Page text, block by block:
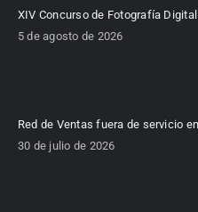
XIV Concurso de Fotografía
5 de agosto de 2026
Red de Ventas fuera de servicio
30 de julio de 2026